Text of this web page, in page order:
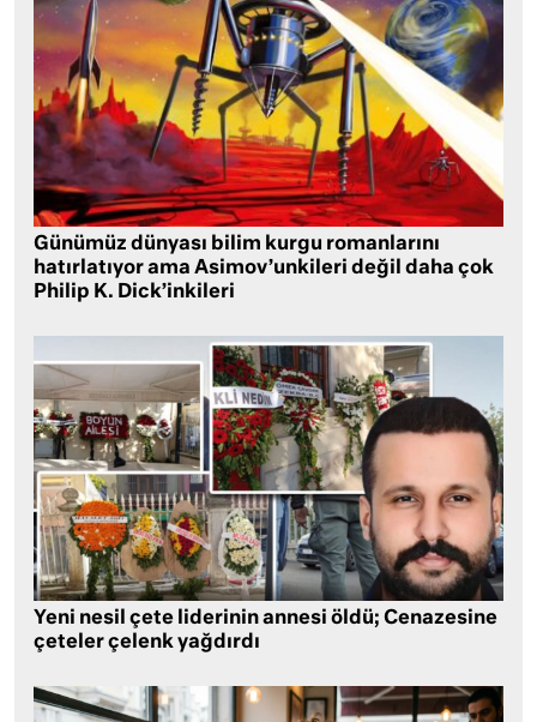
Günümüz dünyası bilim kurgu romanlarını
hatırlatıyor ama Asimov’unkileri değil daha çok
Philip K. Dick’inkileri
Yeni nesil çete liderinin annesi öldü; Cenazesine
çeteler çelenk yağdırdı